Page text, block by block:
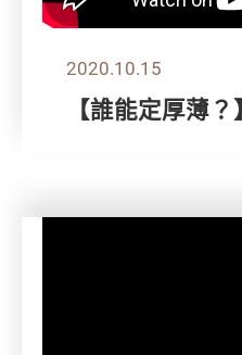
2020.10.15
【誰能定厚薄？】